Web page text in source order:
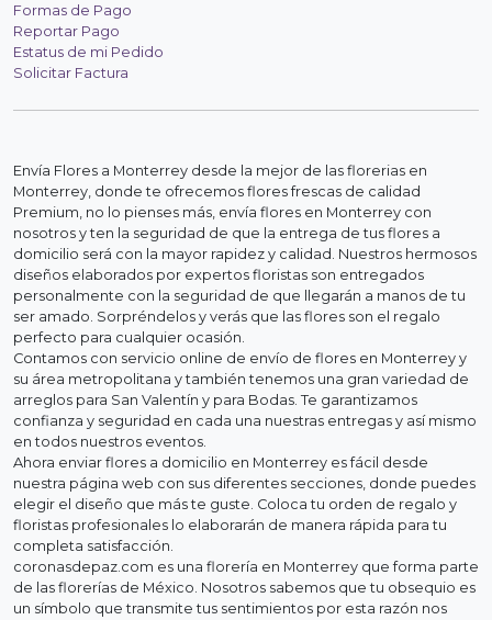
Formas de Pago
Reportar Pago
Estatus de mi Pedido
Solicitar Factura
Envía Flores a Monterrey desde la mejor de las florerias en
Monterrey, donde te ofrecemos flores frescas de calidad
Premium, no lo pienses más, envía flores en Monterrey con
nosotros y ten la seguridad de que la entrega de tus flores a
domicilio será con la mayor rapidez y calidad. Nuestros hermosos
diseños elaborados por expertos floristas son entregados
personalmente con la seguridad de que llegarán a manos de tu
ser amado. Sorpréndelos y verás que las flores son el regalo
perfecto para cualquier ocasión.
Contamos con servicio online de envío de flores en Monterrey y
su área metropolitana y también tenemos una gran variedad de
arreglos para San Valentín y para Bodas. Te garantizamos
confianza y seguridad en cada una nuestras entregas y así mismo
en todos nuestros eventos.
Ahora enviar flores a domicilio en Monterrey es fácil desde
nuestra página web con sus diferentes secciones, donde puedes
elegir el diseño que más te guste. Coloca tu orden de regalo y
floristas profesionales lo elaborarán de manera rápida para tu
completa satisfacción.
coronasdepaz.com es una florería en Monterrey que forma parte
de las florerías de México. Nosotros sabemos que tu obsequio es
un símbolo que transmite tus sentimientos por esta razón nos